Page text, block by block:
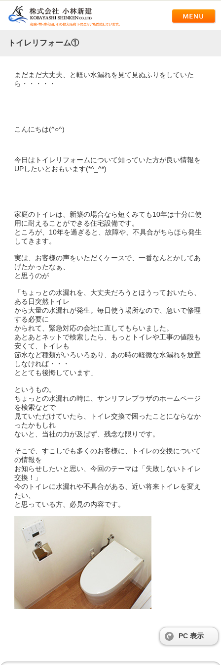
トイレリフォーム①
まだまだ大丈夫、と軽い水漏れを見て見ぬふりをしていた
ら・・・・・
こんにちは(^○^)
今日はトイレリフォームについて知っていた方が良い情報を
UPしたいとおもいます(*^_^*)
家庭のトイレは、新築の場合なら短くみても10年は十分に使
用に耐えることができる住宅設備です。
ところが、10年を過ぎると、故障や、不具合がちらほら発生
してきます。
実は、お客様の声をいただくケースで、一番なんとかしてあ
げたかったなぁ、
と思うのが
「ちょっとの水漏れを、大丈夫だろうとほうっておいたら、
ある日突然トイレ
から大量の水漏れが発生。毎日使う場所なので、急いで修理
する必要に
かられて、緊急対応の会社に直してもらいました。
あとあとネットで検索したら、もっとトイレや工事の値段も
安くて、トイレも
節水など種類がいろいろあり、あの時の軽微な水漏れを放置
しなければ・・・
ととても後悔しています」
というもの。
ちょっとの水漏れの時に、サンリフレプラザのホームページ
を検索などで
見ていただけていたら、トイレ交換で困ったことにならなか
ったかもしれ
ないと、当社の力が及ばず、残念な限りです。
そこで、すこしでも多くのお客様に、トイレの交換について
の情報を
お知らせしたいと思い、今回のテーマは「失敗しないトイレ
交換！」
今のトイレに水漏れや不具合がある、近い将来トイレを変え
たい、
と思っている方、必見の内容です。
PC 表示